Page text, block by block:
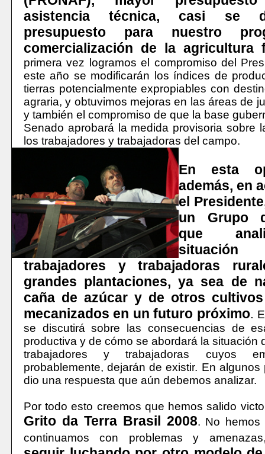
asistencia técnica, casi se
presupuesto para nuestro
comercialización de la agricultura
primera vez logramos el compromiso del
este año se modificarán los índices de
tierras potencialmente expropiables con
agraria, y obtuvimos mejoras en las áreas de
y también el compromiso de que la base
Senado aprobará la medida provisoria sobre
los trabajadores y trabajadoras del campo.
En esta
además, en
el
un Grupo
que
trabajadores y trabajadoras
grandes plantaciones, ya sea de
caña de azúcar y de otros
mecanizados en un futuro próximo.
se discutirá sobre las consecuencias de
productiva y de cómo se abordará la situación
trabajadores y trabajadoras cuyos
probablemente, dejarán de existir. En
dio una respuesta que aún debemos analizar.
Por todo esto creemos que hemos salido
Grito da Terra Brasil 2008. No hemos
continuamos con problemas y amenazas